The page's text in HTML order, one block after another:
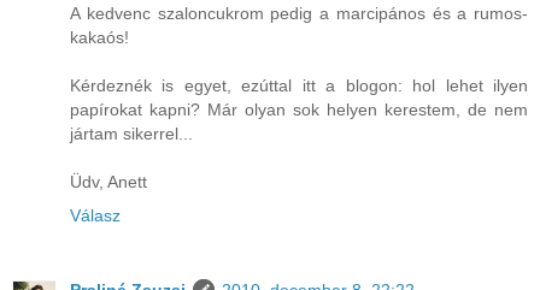
A kedvenc szaloncukrom pedig a marcipános és a rumos-
kakaós!
Kérdeznék is egyet, ezúttal itt a blogon: hol lehet ilyen
papírokat kapni? Már olyan sok helyen kerestem, de nem
jártam sikerrel...
Üdv, Anett
Válasz